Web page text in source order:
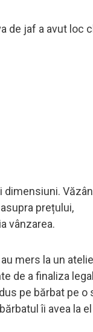
de jaf a avut loc
dimensiuni.
prețului,
vânzarea.
mers la un
de a finaliza legal
pe bărbat pe o
îi avea la